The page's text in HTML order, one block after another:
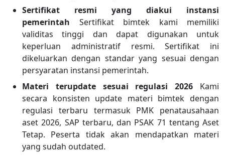
Sertifikat resmi yang diakui instansi
pemerintah
Sertifikat bimtek kami memiliki
validitas tinggi dan dapat digunakan untuk
keperluan administratif resmi. Sertifikat ini
dikeluarkan dengan standar yang sesuai dengan
persyaratan instansi pemerintah.
Materi terupdate sesuai regulasi 2026
Kami
secara konsisten update materi bimtek dengan
regulasi terbaru termasuk PMK penatausahaan
aset 2026, SAP terbaru, dan PSAK 71 tentang Aset
Tetap. Peserta tidak akan mendapatkan materi
yang sudah outdated.